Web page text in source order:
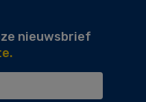
nieuwsbrief